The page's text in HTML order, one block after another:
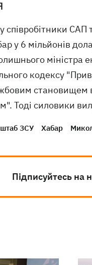
співробітники
у 6 мільйонів
міністра
кодексу
становищем
Тоді силовики
ЗСУ Хабар
Підписуйтесь на